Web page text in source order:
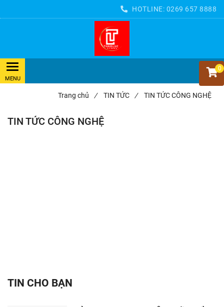
HOTLINE: 0269 657 8888
0
Trang chủ / TIN TỨC / TIN TỨC CÔNG NGHỆ
TIN TỨC CÔNG NGHỆ
TIN CHO BẠN